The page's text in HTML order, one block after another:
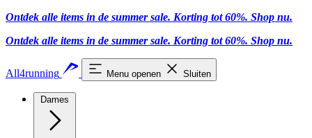
Ontdek alle items in de summer sale. Korting tot 60%. Shop nu.
Ontdek alle items in de summer sale. Korting tot 60%. Shop nu.
All4running Menu openen Sluiten
Dames